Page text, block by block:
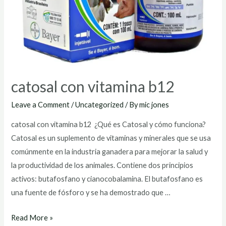
catosal con vitamina b12
Leave a Comment /Uncategorized / Bymic jones
catosal con vitamina b12 ¿Qué es Catosal y cómo funciona?
Catosal es un suplemento de vitaminas y minerales que se usa
comúnmente en la industria ganadera para mejorar la salud y
la productividad de los animales. Contiene dos principios
activos: butafosfano y cianocobalamina. El butafosfano es
una fuente de fósforo y se ha demostrado que …
catosal
Read More »